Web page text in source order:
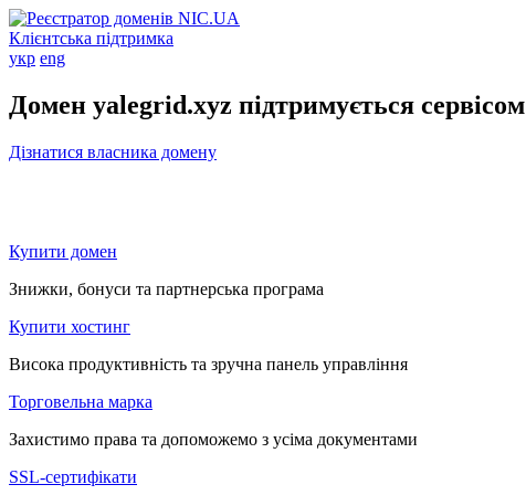
Клієнтська підтримка
укр eng
Домен yalegrid.xyz підтримується сервісом
Дізнатися власника домену
Купити домен
Знижки, бонуси та партнерська програма
Купити хостинг
Висока продуктивність та зручна панель управління
Торговельна марка
Захистимо права та допоможемо з усіма документами
SSL-сертифікати